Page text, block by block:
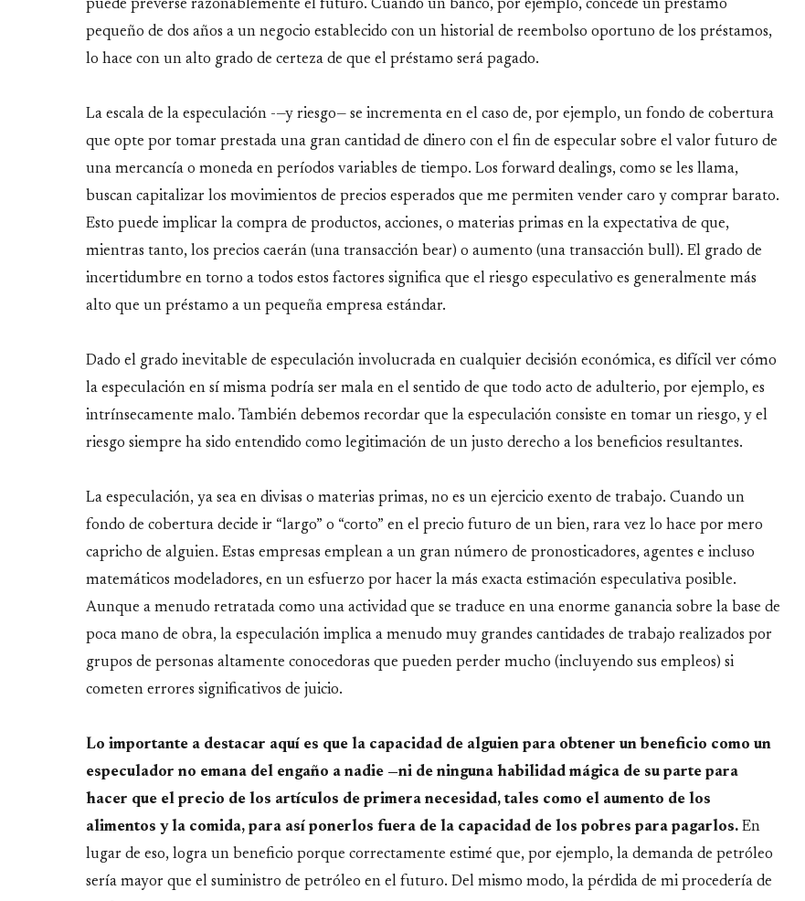
puede preverse razonablemente el futuro. Cuando un banco, por ejemplo, concede un préstamo
pequeño de dos años a un negocio establecido con un historial de reembolso oportuno de los préstamos,
lo hace con un alto grado de certeza de que el préstamo será pagado.
La escala de la especulación -—y riesgo— se incrementa en el caso de, por ejemplo, un fondo de cobertura
que opte por tomar prestada una gran cantidad de dinero con el fin de especular sobre el valor futuro de
una mercancía o moneda en períodos variables de tiempo. Los forward dealings, como se les llama,
buscan capitalizar los movimientos de precios esperados que me permiten vender caro y comprar barato.
Esto puede implicar la compra de productos, acciones, o materias primas en la expectativa de que,
mientras tanto, los precios caerán (una transacción bear) o aumento (una transacción bull). El grado de
incertidumbre en torno a todos estos factores significa que el riesgo especulativo es generalmente más
alto que un préstamo a un pequeña empresa estándar.
Dado el grado inevitable de especulación involucrada en cualquier decisión económica, es difícil ver cómo
la especulación en sí misma podría ser mala en el sentido de que todo acto de adulterio, por ejemplo, es
intrínsecamente malo. También debemos recordar que la especulación consiste en tomar un riesgo, y el
riesgo siempre ha sido entendido como legitimación de un justo derecho a los beneficios resultantes.
La especulación, ya sea en divisas o materias primas, no es un ejercicio exento de trabajo. Cuando un
fondo de cobertura decide ir “largo” o “corto” en el precio futuro de un bien, rara vez lo hace por mero
capricho de alguien. Estas empresas emplean a un gran número de pronosticadores, agentes e incluso
matemáticos modeladores, en un esfuerzo por hacer la más exacta estimación especulativa posible.
Aunque a menudo retratada como una actividad que se traduce en una enorme ganancia sobre la base de
poca mano de obra, la especulación implica a menudo muy grandes cantidades de trabajo realizados por
grupos de personas altamente conocedoras que pueden perder mucho (incluyendo sus empleos) si
cometen errores significativos de juicio.
Lo importante a destacar aquí es que la capacidad de alguien para obtener un beneficio como un
especulador no emana del engaño a nadie —ni de ninguna habilidad mágica de su parte para
hacer que el precio de los artículos de primera necesidad, tales como el aumento de los
alimentos y la comida, para así ponerlos fuera de la capacidad de los pobres para pagarlos. En
lugar de eso, logra un beneficio porque correctamente estimé que, por ejemplo, la demanda de petróleo
sería mayor que el suministro de petróleo en el futuro. Del mismo modo, la pérdida de mi procedería de